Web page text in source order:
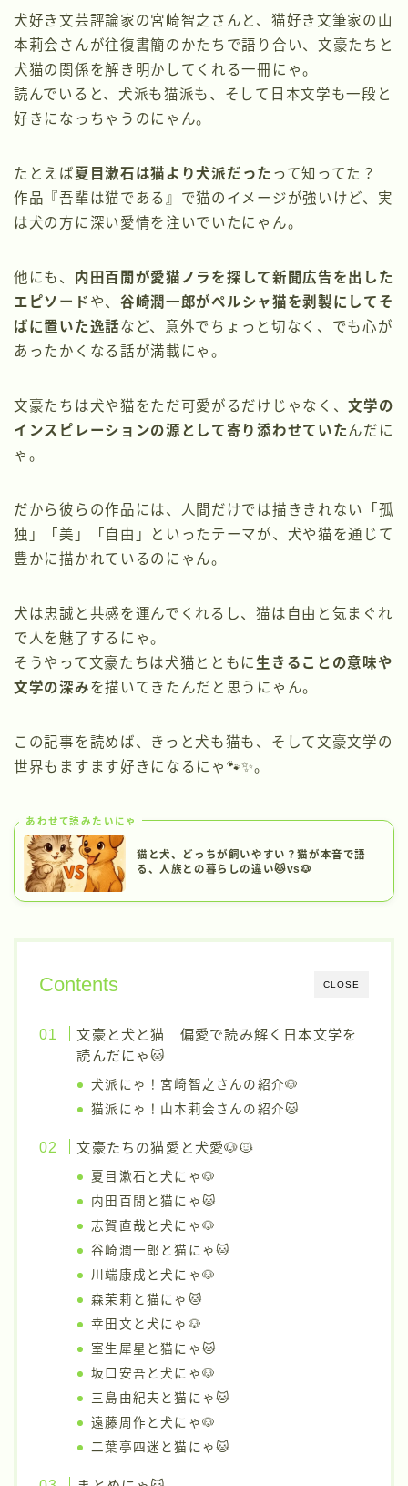
犬好き文芸評論家の宮崎智之さんと、猫好き文筆家の山
本莉会さんが往復書簡のかたちで語り合い、文豪たちと
犬猫の関係を解き明かしてくれる一冊にゃ。
読んでいると、犬派も猫派も、そして日本文学も一段と
好きになっちゃうのにゃん。
たとえば夏目漱石は猫より犬派だった って知ってた？
作品『吾輩は猫である』で猫のイメージが強いけど、実
は犬の方に深い愛情を注いでいたにゃん。
他にも、 内田百閒が愛猫ノラを探して新聞広告を出した
エピソード や、 谷崎潤一郎がペルシャ猫を剥製にしてそ
ばに置いた逸話など、意外でちょっと切なく、でも心が
あったかくなる話が満載にゃ。
文豪たちは犬や猫をただ可愛がるだけじゃなく、文学の
インスピレーションの源として寄り添わせていた んだに
ゃ。
だから彼らの作品には、人間だけでは描ききれない「孤
独」「美」「自由」といったテーマが、犬や猫を通じて
豊かに描かれているのにゃん。
犬は忠誠と共感を運んでくれるし、猫は自由と気まぐれ
で人を魅了するにゃ。
そうやって文豪たちは犬猫とともに生きることの意味や
文学の深みを描いてきたんだと思うにゃん。
この記事を読めば、きっと犬も猫も、そして文豪文学の
世界もますます好きになるにゃ🐾✨。
あわせて読みたいにゃ
猫と犬、どっちが飼いやすい？猫が本音で語
る、人族との暮らしの違い🐱vs🐶
CLOSE
Contents
文豪と犬と猫 偏愛で読み解く日本文学を
読んだにゃ🐱
犬派にゃ！宮崎智之さんの紹介🐶
猫派にゃ！山本莉会さんの紹介🐱
文豪たちの猫愛と犬愛🐶🐱
夏目漱石と犬にゃ🐶
内田百閒と猫にゃ🐱
志賀直哉と犬にゃ🐶
谷崎潤一郎と猫にゃ🐱
川端康成と犬にゃ🐶
森茉莉と猫にゃ🐱
幸田文と犬にゃ🐶
室生犀星と猫にゃ🐱
坂口安吾と犬にゃ🐶
三島由紀夫と猫にゃ🐱
遠藤周作と犬にゃ🐶
二葉亭四迷と猫にゃ🐱